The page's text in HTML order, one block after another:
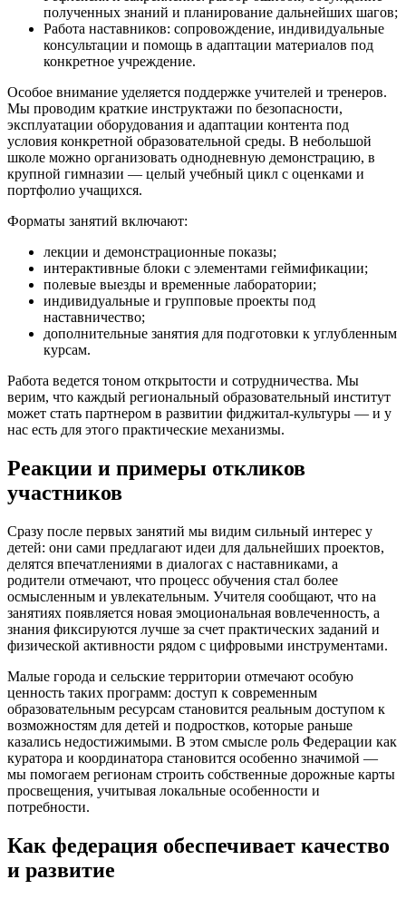
полученных знаний и планирование дальнейших шагов;
Работа наставников: сопровождение, индивидуальные
консультации и помощь в адаптации материалов под
конкретное учреждение.
Особое внимание уделяется поддержке учителей и тренеров.
Мы проводим краткие инструктажи по безопасности,
эксплуатации оборудования и адаптации контента под
условия конкретной образовательной среды. В небольшой
школе можно организовать однодневную демонстрацию, в
крупной гимназии — целый учебный цикл с оценками и
портфолио учащихся.
Форматы занятий включают:
лекции и демонстрационные показы;
интерактивные блоки с элементами геймификации;
полевые выезды и временные лаборатории;
индивидуальные и групповые проекты под
наставничество;
дополнительные занятия для подготовки к углубленным
курсам.
Работа ведется тоном открытости и сотрудничества. Мы
верим, что каждый региональный образовательный институт
может стать партнером в развитии фиджитал‑культуры — и у
нас есть для этого практические механизмы.
Реакции и примеры откликов
участников
Сразу после первых занятий мы видим сильный интерес у
детей: они сами предлагают идеи для дальнейших проектов,
делятся впечатлениями в диалогах с наставниками, а
родители отмечают, что процесс обучения стал более
осмысленным и увлекательным. Учителя сообщают, что на
занятиях появляется новая эмоциональная вовлеченность, а
знания фиксируются лучше за счет практических заданий и
физической активности рядом с цифровыми инструментами.
Малые города и сельские территории отмечают особую
ценность таких программ: доступ к современным
образовательным ресурсам становится реальным доступом к
возможностям для детей и подростков, которые раньше
казались недостижимыми. В этом смысле роль Федерации как
куратора и координатора становится особенно значимой —
мы помогаем регионам строить собственные дорожные карты
просвещения, учитывая локальные особенности и
потребности.
Как федерация обеспечивает качество
и развитие